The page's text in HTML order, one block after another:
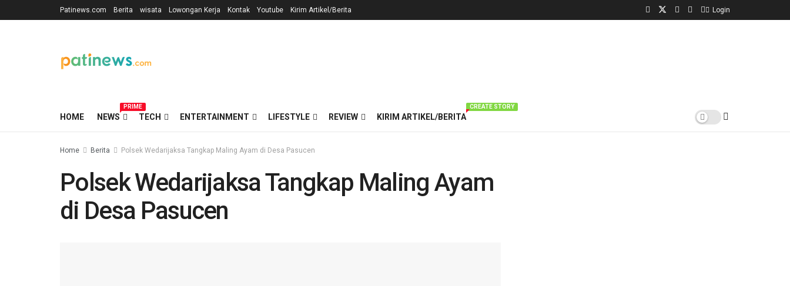
Patinews.com Berita wisata Lowongan Kerja Kontak Youtube Kirim Artikel/Berita Login
HOME NEWS
PRIME
TECH ENTERTAINMENT LIFESTYLE REVIEW KIRIM ARTIKEL/BERITA
CREATE STORY
Home Berita Polsek Wedarijaksa Tangkap Maling Ayam di Desa Pasucen
Polsek Wedarijaksa Tangkap Maling Ayam
di Desa Pasucen